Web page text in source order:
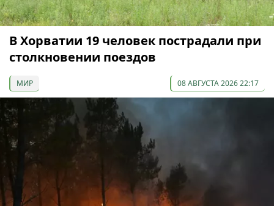
В Хорватии 19 человек пострадали при
столкновении поездов
МИР 08 АВГУСТА 2026 22:17